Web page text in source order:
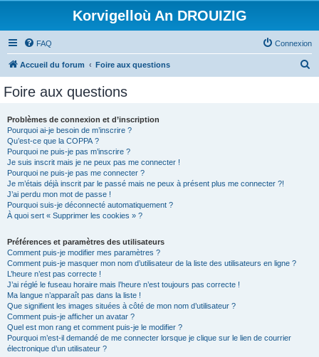
Korvigelloù An DROUIZIG
FAQ Connexion
Accueil du forum Foire aux questions
Foire aux questions
Problèmes de connexion et d’inscription
Pourquoi ai-je besoin de m’inscrire ?
Qu’est-ce que la COPPA ?
Pourquoi ne puis-je pas m’inscrire ?
Je suis inscrit mais je ne peux pas me connecter !
Pourquoi ne puis-je pas me connecter ?
Je m’étais déjà inscrit par le passé mais ne peux à présent plus me connecter ?!
J’ai perdu mon mot de passe !
Pourquoi suis-je déconnecté automatiquement ?
À quoi sert « Supprimer les cookies » ?
Préférences et paramètres des utilisateurs
Comment puis-je modifier mes paramètres ?
Comment puis-je masquer mon nom d’utilisateur de la liste des utilisateurs en ligne ?
L’heure n’est pas correcte !
J’ai réglé le fuseau horaire mais l’heure n’est toujours pas correcte !
Ma langue n’apparaît pas dans la liste !
Que signifient les images situées à côté de mon nom d’utilisateur ?
Comment puis-je afficher un avatar ?
Quel est mon rang et comment puis-je le modifier ?
Pourquoi m’est-il demandé de me connecter lorsque je clique sur le lien de courrier
électronique d’un utilisateur ?